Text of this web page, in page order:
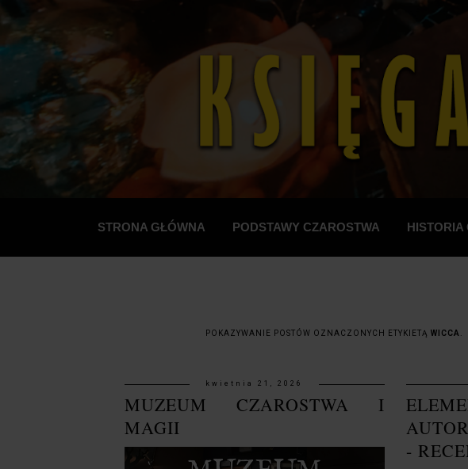
STRONA GŁÓWNA PODSTAWY CZAROSTWA HISTORIA
POKAZYWANIE POSTÓW OZNACZONYCH ETYKIETĄWICCA
kwietnia 21, 2026
MUZEUM CZAROSTWA I
MAGII
-